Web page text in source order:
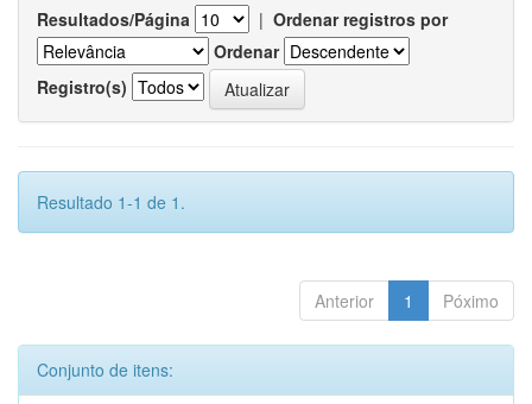
Resultados/Página | Ordenar registros por
Ordenar
Registro(s)
Resultado 1-1 de 1.
Anterior 1 Póximo
Conjunto de itens: